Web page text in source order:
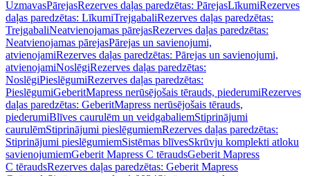
UzmavasPārejasRezerves daļas paredzētas: PārejasLīkumiRezerves
daļas paredzētas: LīkumiTrejgabaliRezerves daļas paredzētas:
TrejgabaliNeatvienojamas pārejasRezerves daļas paredzētas:
Neatvienojamas pārejasPārejas un savienojumi,
atvienojamiRezerves daļas paredzētas: Pārejas un savienojumi,
atvienojamiNoslēgiRezerves daļas paredzētas:
NoslēgiPieslēgumiRezerves daļas paredzētas:
PieslēgumiGeberitMapress nerūsējošais tērauds, piederumiRezerves
daļas paredzētas: GeberitMapress nerūsējošais tērauds,
piederumiBlīves caurulēm un veidgabaliemStiprinājumi
caurulēmStiprinājumi pieslēgumiemRezerves daļas paredzētas:
Stiprinājumi pieslēgumiemSistēmas blīvesSkrūvju komplekti atloku
savienojumiemGeberit Mapress C tēraudsGeberit Mapress
C tēraudsRezerves daļas paredzētas: Geberit Mapress